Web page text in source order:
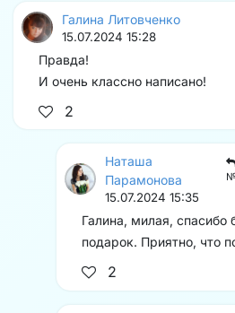
Галина Литовченко
15.07.2024 15:28
Правда!
И очень классно написано!
2
Наташа
Парамонова
15.07.2024 15:35
Галина, милая, спасибо
подарок. Приятно, что
2